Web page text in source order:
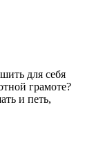
для себя
грамоте?
и петь,